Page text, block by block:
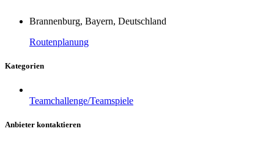
Brannenburg, Bayern, Deutschland
Routenplanung
Kategorien
Teamchallenge/Teamspiele
Anbieter kontaktieren